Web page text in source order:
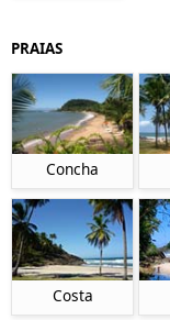
PRAIAS
Concha
Costa